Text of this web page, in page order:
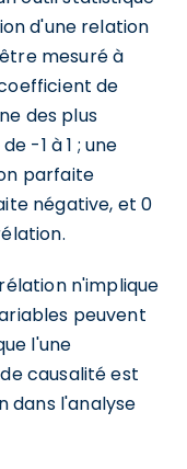
d'une relation
mesuré à
de
des plus
-1 à 1 ; une
parfaite
négative, et 0
n'implique
peuvent
l'une
causalité est
dans l'analyse